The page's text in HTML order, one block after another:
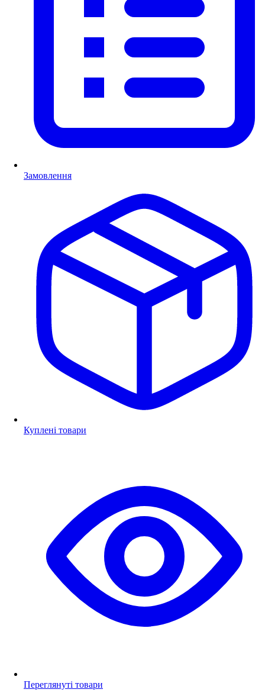
Замовлення
Куплені товари
Переглянуті товари